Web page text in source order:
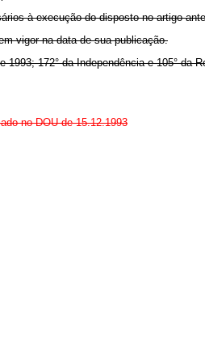
à execução do disposto no artigo
vigor na data de sua publicação.
1993; 172° da Independência e 105° da
no DOU de 15.12.1993